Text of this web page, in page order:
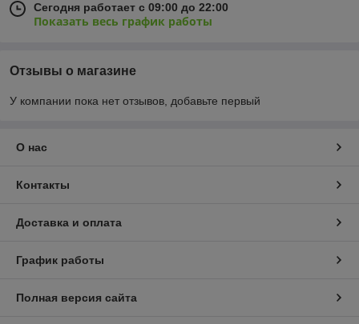
Сегодня работает с 09:00 до 22:00
Показать весь график работы
Отзывы о магазине
У компании пока нет отзывов, добавьте первый
О нас
Контакты
Доставка и оплата
График работы
Полная версия сайта